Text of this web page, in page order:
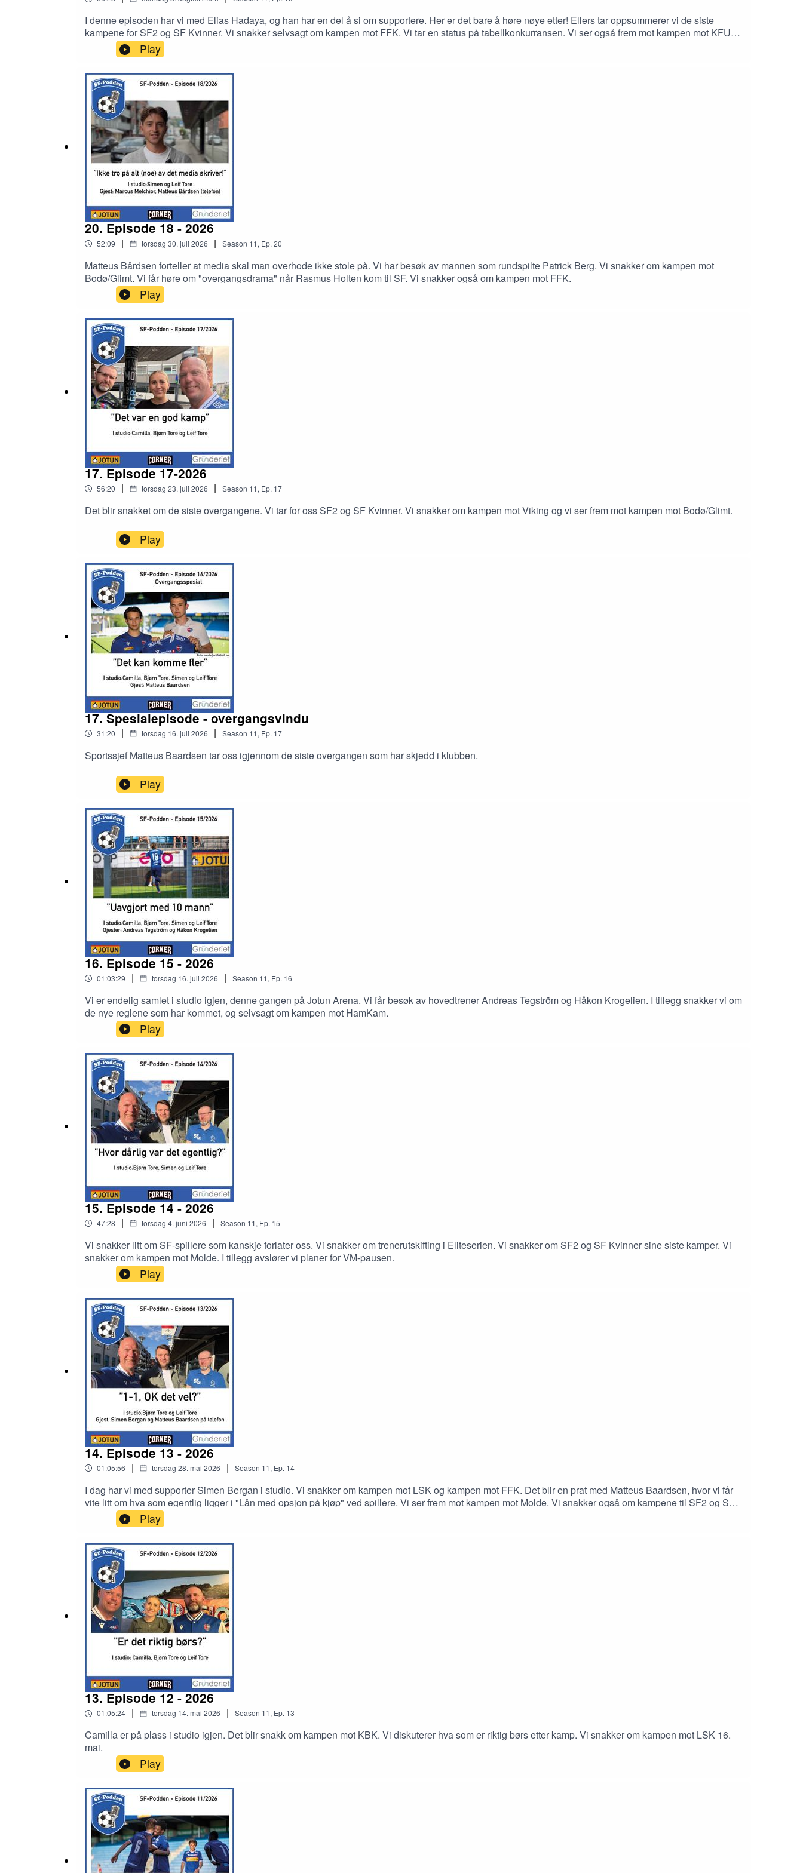
I denne episoden har vi med Elias Hadaya, og han har en del å si om supportere. Her er det bare å høre nøye etter! Ellers tar oppsummerer vi de siste
kampene for SF2 og SF Kvinner. Vi snakker selvsagt om kampen mot FFK. Vi tar en status på tabellkonkurransen. Vi ser også frem mot kampen mot KFUM
på fredag.
Play
20. Episode 18 - 2026
52:09 | torsdag 30. juli 2026 | Season 11, Ep. 20
Matteus Bårdsen forteller at media skal man overhode ikke stole på. Vi har besøk av mannen som rundspilte Patrick Berg. Vi snakker om kampen mot
Bodø/Glimt. Vi får høre om "overgangsdrama" når Rasmus Holten kom til SF. Vi snakker også om kampen mot FFK.
Play
17. Episode 17-2026
56:20 | torsdag 23. juli 2026 | Season 11, Ep. 17
Det blir snakket om de siste overgangene. Vi tar for oss SF2 og SF Kvinner. Vi snakker om kampen mot Viking og vi ser frem mot kampen mot Bodø/Glimt.
Play
17. Spesialepisode - overgangsvindu
31:20 | torsdag 16. juli 2026 | Season 11, Ep. 17
Sportssjef Matteus Baardsen tar oss igjennom de siste overgangen som har skjedd i klubben.
Play
16. Episode 15 - 2026
01:03:29 | torsdag 16. juli 2026 | Season 11, Ep. 16
Vi er endelig samlet i studio igjen, denne gangen på Jotun Arena. Vi får besøk av hovedtrener Andreas Tegström og Håkon Krogelien. I tillegg snakker vi om
de nye reglene som har kommet, og selvsagt om kampen mot HamKam.
Play
15. Episode 14 - 2026
47:28 | torsdag 4. juni 2026 | Season 11, Ep. 15
Vi snakker litt om SF-spillere som kanskje forlater oss. Vi snakker om trenerutskifting i Eliteserien. Vi snakker om SF2 og SF Kvinner sine siste kamper. Vi
snakker om kampen mot Molde. I tillegg avslører vi planer for VM-pausen.
Play
14. Episode 13 - 2026
01:05:56 | torsdag 28. mai 2026 | Season 11, Ep. 14
I dag har vi med supporter Simen Bergan i studio. Vi snakker om kampen mot LSK og kampen mot FFK. Det blir en prat med Matteus Baardsen, hvor vi får
vite litt om hva som egentlig ligger i "Lån med opsjon på kjøp" ved spillere. Vi ser frem mot kampen mot Molde. Vi snakker også om kampene til SF2 og SF
Kvinner.
Play
13. Episode 12 - 2026
01:05:24 | torsdag 14. mai 2026 | Season 11, Ep. 13
Camilla er på plass i studio igjen. Det blir snakk om kampen mot KBK. Vi diskuterer hva som er riktig børs etter kamp. Vi snakker om kampen mot LSK 16.
mai.
Play